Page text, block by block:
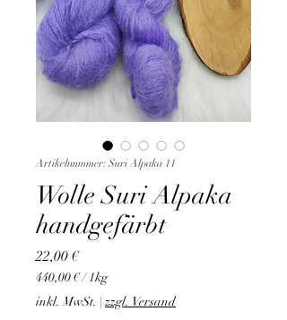
Artikelnummer: Suri Alpaka 11
Wolle Suri Alpaka
handgefärbt
22,00 €Preis
440,00 €/1kg
440,00 €
pro
inkl. MwSt. | zzgl. Versand